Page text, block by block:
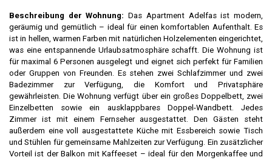
Beschreibung der Wohnung: Das Apartment Adelfas ist modern,
geräumig und gemütlich – ideal für einen komfortablen Aufenthalt. Es
ist in hellen, warmen Farben mit natürlichen Holzelementen eingerichtet,
was eine entspannende Urlaubsatmosphäre schafft. Die Wohnung ist
für maximal 6 Personen ausgelegt und eignet sich perfekt für Familien
oder Gruppen von Freunden. Es stehen zwei Schlafzimmer und zwei
Badezimmer zur Verfügung, die Komfort und Privatsphäre
gewährleisten. Die Wohnung verfügt über ein großes Doppelbett, zwei
Einzelbetten sowie ein ausklappbares Doppel-Wandbett. Jedes
Zimmer ist mit einem Fernseher ausgestattet. Den Gästen steht
außerdem eine voll ausgestattete Küche mit Essbereich sowie Tisch
und Stühlen für gemeinsame Mahlzeiten zur Verfügung. Ein zusätzlicher
Vorteil ist der Balkon mit Kaffeeset – ideal für den Morgenkaffee und